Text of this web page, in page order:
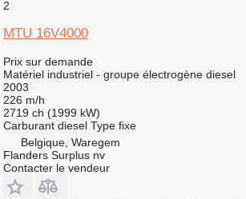
2
MTU 16V4000
Prix sur demande
Matériel industriel - groupe électrogène diesel
2003
226 m/h
2719 ch (1999 kW)
Carburant diesel Type fixe
Belgique, Waregem
Flanders Surplus nv
Contacter le vendeur